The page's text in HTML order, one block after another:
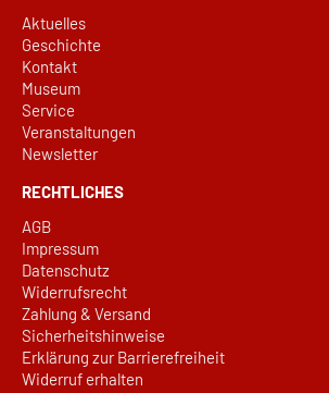
Aktuelles
Geschichte
Kontakt
Museum
Service
Veranstaltungen
Newsletter
RECHTLICHES
AGB
Impressum
Datenschutz
Widerrufsrecht
Zahlung & Versand
Sicherheitshinweise
Erklärung zur Barrierefreiheit
Widerruf erhalten